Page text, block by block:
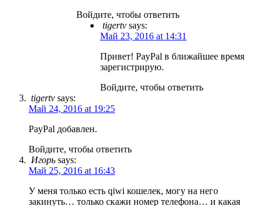
Войдите, чтобы ответить
tigertv says:
Май 23, 2016 at 14:31
Привет! PayPal в ближайшее время
зарегистрирую.
Войдите, чтобы ответить
tigertv says:
Май 24, 2016 at 19:25
PayPal добавлен.
Войдите, чтобы ответить
Игорь says:
Май 25, 2016 at 16:43
У меня только есть qiwi кошелек, могу на него
закинуть… только скажи номер телефона… и какая